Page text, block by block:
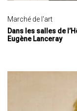
Marché de l'art
Dans les salles de
Eugène Lanceray